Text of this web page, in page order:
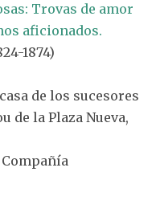
Trovas de amor
aficionados.
1874)
de los sucesores
de la Plaza Nueva,